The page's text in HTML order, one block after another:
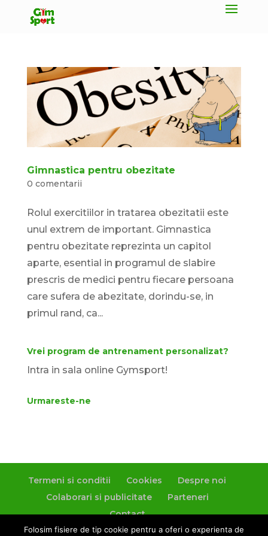
Gimnastica pentru obezitate
0 comentarii
Rolul exercitiilor in tratarea obezitatii este
unul extrem de important. Gimnastica
pentru obezitate reprezinta un capitol
aparte, esential in programul de slabire
prescris de medici pentru fiecare persoana
care sufera de abezitate, dorindu-se, in
primul rand, ca...
Vrei program de antrenament personalizat?
Intra in sala online Gymsport!
Urmareste-ne
Termeni si conditii Cookies
Despre noi
Colaborari si publicitate
Parteneri
Contact
Folosim fisiere de tip cookie pentru a oferi o experienta de